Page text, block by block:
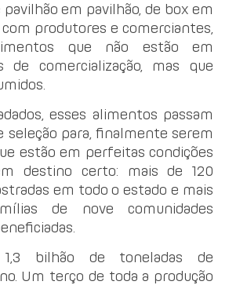
pavilhão em pavilhão, de box em
com produtores e comerciantes,
que não estão em
de comercialização, mas que
esses alimentos passam
seleção para, finalmente serem
estão em perfeitas condições
destino certo: mais de 120
em todo o estado e mais
de nove comunidades
1,3 bilhão de toneladas de
Um terço de toda a produção